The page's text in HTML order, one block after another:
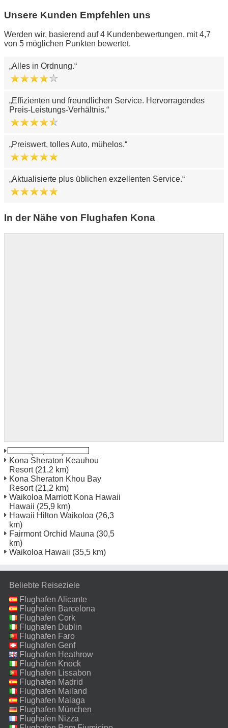
Unsere Kunden Empfehlen uns
Werden wir, basierend auf 4 Kundenbewertungen, mit 4,7
von 5 möglichen Punkten bewertet.
Alles in Ordnung.
Effizienten und freundlichen Service. Hervorragendes
Preis-Leistungs-Verhältnis.
Preiswert, tolles Auto, mühelos.
Aktualisierte plus üblichen exzellenten Service.
In der Nähe von Flughafen Kona
Kona Sheraton Keauhou
Resort(21,2 km)
Kona Sheraton Khou Bay
Resort(21,2 km)
Waikoloa Marriott Kona Hawaii
Hawaii (25,9 km)
Hawaii Hilton Waikoloa (26,3
km)
Fairmont Orchid Mauna (30,5
km)
Waikoloa Hawaii (35,5 km)
Beliebte Reiseziele
Flughafen Alicante
Flughafen Barcelona
Flughafen Cork
Flughafen Dublin
Flughafen Faro
Flughafen Genf
Flughafen Heathrow
Flughafen Knock
Flughafen Lissabon
Flughafen Madrid
Flughafen Mailand
Malpensa
Flughafen Malaga
Flughafen München
Flughafen Nizza